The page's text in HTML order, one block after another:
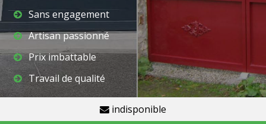
Sans engagement
Artisan passionné
Prix imbattable
Travail de qualité
indisponible